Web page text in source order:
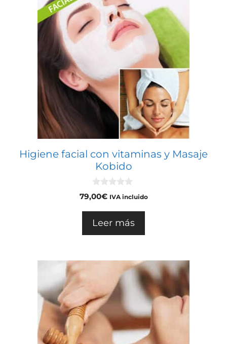
Higiene facial con vitaminas y Masaje
Kobido
0
d
79,00€ IVA incluido
Leer más